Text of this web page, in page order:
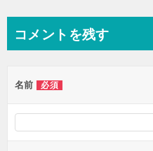
ビ
ー
シ
コメントを残す
名前 必須